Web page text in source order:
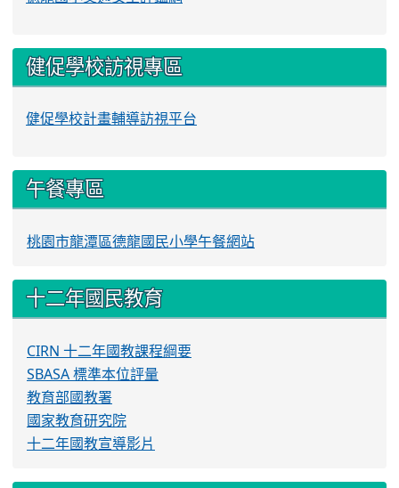
健促學校訪視專區
健促學校計畫輔導訪視平台
午餐專區
桃園市龍潭區德龍國民小學午餐網站
十二年國民教育
CIRN 十二年國教課程綱要
SBASA 標準本位評量
教育部國教署
國家教育研究院
十二年國教宣導影片